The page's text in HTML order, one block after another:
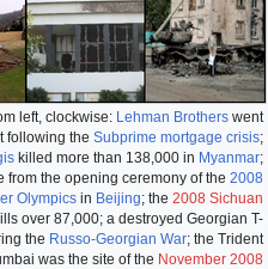
left, clockwise: Lehman Brothers went
following the Subprime mortgage crisis;
killed more than 138,000 in Myanmar;
from the opening ceremony of the 2008
Olympics in Beijing; the 2008 Sichuan
over 87,000; a destroyed Georgian T-
the Russo-Georgian War; the Trident
was the site of the November 2008